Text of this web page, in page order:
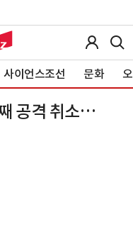
사이언스조선 문화
공격 취소…